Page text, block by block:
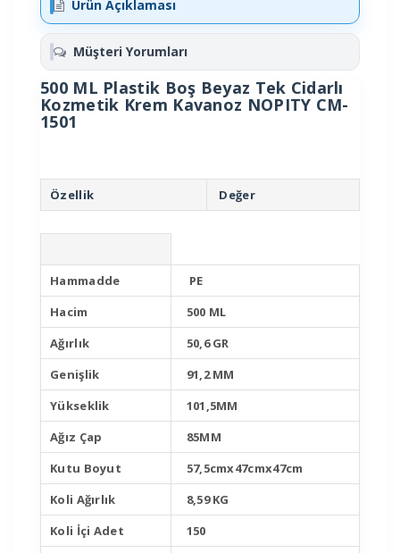
Ürün Açıklaması
Müşteri Yorumları
500 ML Plastik Boş Beyaz Tek Cidarlı
Kozmetik Krem Kavanoz NOPITY CM-
1501
Özellik Değer
Hammadde
PE
Hacim
500 ML
Ağırlık
50,6 GR
Genişlik
91,2 MM
Yükseklik
101,5MM
Ağız Çap
85MM
Kutu Boyut
57,5cmx47cmx47cm
Koli Ağırlık
8,59 KG
Koli İçi Adet
150